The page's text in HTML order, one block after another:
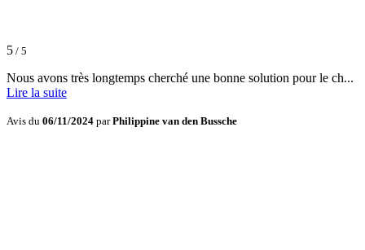
5 / 5
Nous avons très longtemps cherché une bonne solution pour le ch...
Lire la suite
Avis du 06/11/2024 parPhilippine van den Bussche